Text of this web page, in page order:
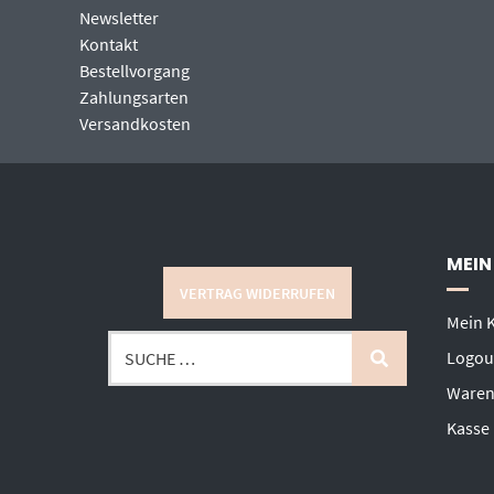
Newsletter
Kontakt
Bestellvorgang
Zahlungsarten
Versandkosten
VERTRAG WIDERRUFEN
Mein
Kasse